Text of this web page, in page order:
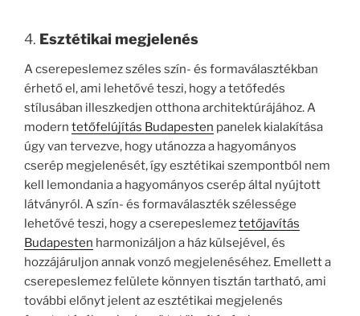
4. Esztétikai megjelenés
A cserepeslemez széles szín- és formaválasztékban
érhető el, ami lehetővé teszi, hogy a tetőfedés
stílusában illeszkedjen otthona architektúrájához. A
modern tetőfelújítás Budapesten panelek kialakítása
úgy van tervezve, hogy utánozza a hagyományos
cserép megjelenését, így esztétikai szempontból nem
kell lemondania a hagyományos cserép által nyújtott
látványról. A szín- és formaválaszték szélessége
lehetővé teszi, hogy a cserepeslemeztetőjavítás
Budapesten harmonizáljon a ház külsejével, és
hozzájáruljon annak vonzó megjelenéséhez. Emellett a
cserepeslemez felülete könnyen tisztán tartható, ami
további előnyt jelent az esztétikai megjelenés